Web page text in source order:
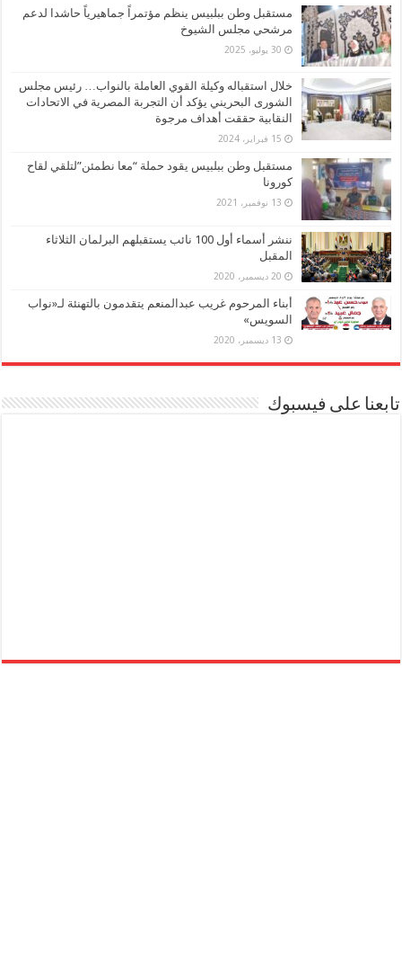
مستقبل وطن ببلبيس ينظم مؤتمراً جماهيرياً حاشدا لدعم
مرشحي مجلس الشيوخ
30 يوليو، 2025
خلال استقباله وكيلة القوي العاملة بالنواب… رئيس مجلس
الشورى البحريني يؤكد أن التجربة المصرية في الاتحادات
النقابية حققت أهداف مرجوة
15 فبراير، 2024
مستقبل وطن ببلبيس يقود حملة “معا نطمئن”لتلقي لقاح
كورونا
13 نوفمبر، 2021
ننشر أسماء أول 100 نائب يستقبلهم البرلمان الثلاثاء
المقبل
20 ديسمبر، 2020
أبناء المرحوم غريب عبدالمنعم يتقدمون بالتهنئة لـ«نواب
السويس»
13 ديسمبر، 2020
تابعنا على فيسبوك